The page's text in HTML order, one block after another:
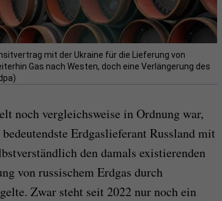
mit der Ukraine für die Lieferung von
Gas nach Westen, doch eine Verlängerung des
noch vergleichsweise in Ordnung war,
Erdgaslieferant Russland mit
den damals existierenden
von russischem Erdgas durch
Zwar steht seit 2022 nur noch ein